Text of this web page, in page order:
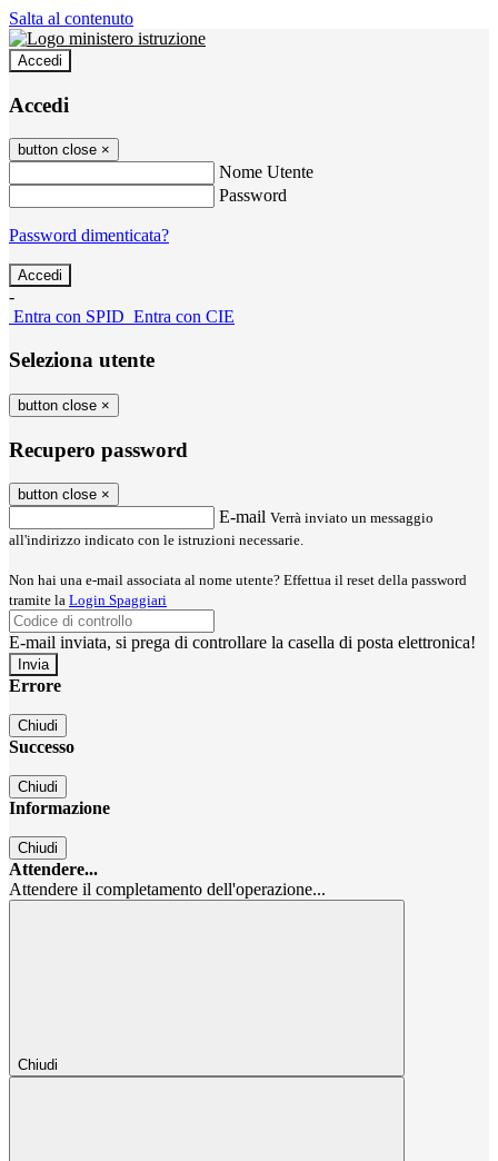
Salta al contenuto
Accedi
Accedi
button close ×
Nome Utente
Password
Password dimenticata?
-
Entra con SPID Entra con CIE
Seleziona utente
button close ×
Recupero password
button close ×
E-mail Verrà inviato un messaggio
all'indirizzo indicato con le istruzioni necessarie.
Non hai una e-mail associata al nome utente? Effettua il reset della password
tramite la Login Spaggiari
E-mail inviata, si prega di controllare la casella di posta elettronica!
Errore
Chiudi
Successo
Chiudi
Informazione
Chiudi
Attendere...
Attendere il completamento dell'operazione...
Chiudi